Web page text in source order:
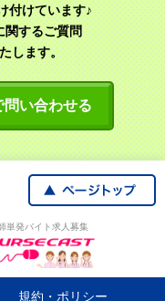
付けています♪
関するご質問
します。
問い合わせる
単発バイト求人募集
規約・ポリシー